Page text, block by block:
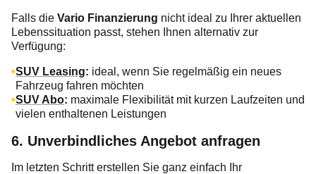
Falls die Vario Finanzierung nicht ideal zu Ihrer aktuellen
Lebenssituation passt, stehen Ihnen alternativ zur
Verfügung:
SUV Leasing: ideal, wenn Sie regelmäßig ein neues
Fahrzeug fahren möchten
SUV Abo: maximale Flexibilität mit kurzen Laufzeiten und
vielen enthaltenen Leistungen
6. Unverbindliches Angebot anfragen
Im letzten Schritt erstellen Sie ganz einfach Ihr